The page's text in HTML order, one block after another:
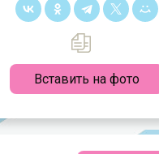
Вставить на фото